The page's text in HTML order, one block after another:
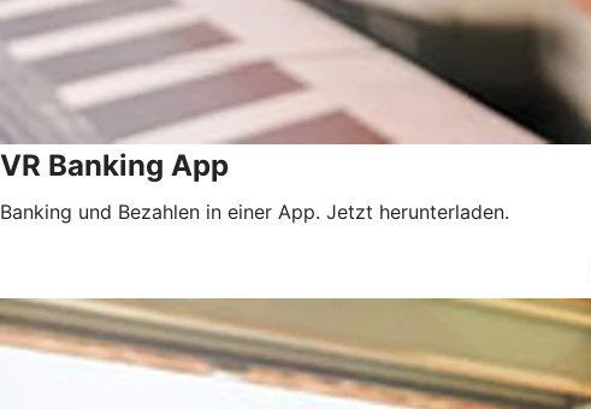
VR Banking App
Banking und Bezahlen in einer App. Jetzt herunterladen.